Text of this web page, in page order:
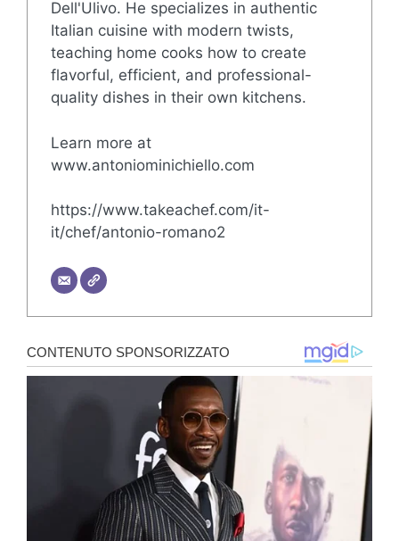
Dell'Ulivo. He specializes in authentic
Italian cuisine with modern twists,
teaching home cooks how to create
flavorful, efficient, and professional-
quality dishes in their own kitchens.
Learn more at
www.antoniominichiello.com
https://www.takeachef.com/it-
it/chef/antonio-romano2